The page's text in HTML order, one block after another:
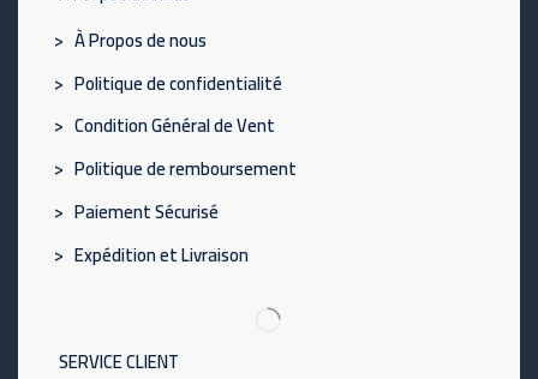
> À Propos de nous
> Politique de confidentialité
> Condition Général de Vent
> Politique de remboursement
> Paiement Sécurisé
> Expédition et Livraison
SERVICE CLIENT